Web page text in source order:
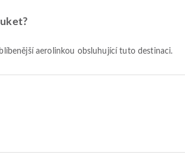
aerolinkou obsluhující tuto destinaci.